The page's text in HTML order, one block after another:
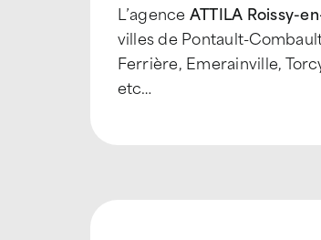
L’agence ATTILA Roissy-
villes de Pontault-
Ferrière, Emerainville,
etc…